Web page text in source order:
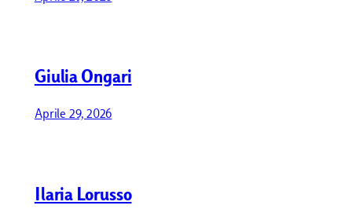
Giulia Ongari
Aprile 29, 2026
Ilaria Lorusso